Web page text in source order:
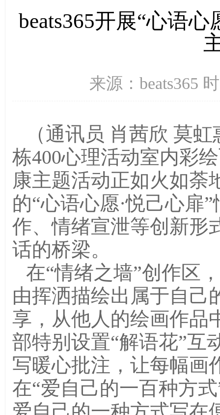
beats365开展“心语
来源：beats365
（通讯员 肖茜欣 莫
栋400心理活动室内彩
康主题活动正如火如荼
的“心语心愿·悦己心扉
作、情绪宣泄等创新形
话的桥梁。
在“情绪之墙”创作区
由挥洒描绘出属于自己
享，从他人的绘画作品
部特别设置“解语花”互
写暖心批注，让每幅画
在“爱自己的一百种方